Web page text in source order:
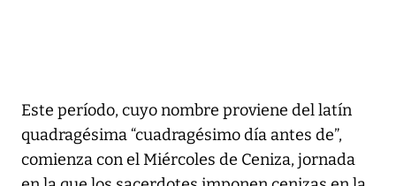
Este período, cuyo nombre proviene del latín
quadragésima “cuadragésimo día antes de”,
comienza con el Miércoles de Ceniza, jornada